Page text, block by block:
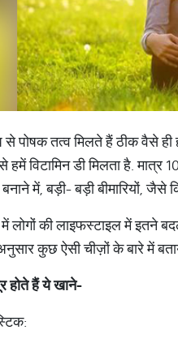
पोषक तत्व मिलते हैं ठीक वैसे ही
विटामिन डी मिलता है. मात्र
में, बड़ी- बड़ी बीमारियों,
की लाइफस्टाइल में इतने
कुछ ऐसी चीज़ों के बारे में
होते हैं ये खाने-